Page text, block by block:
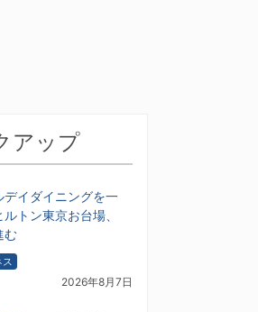
アップ
デイダイニングを一
トン東京お台場、
む
2026年8月7日